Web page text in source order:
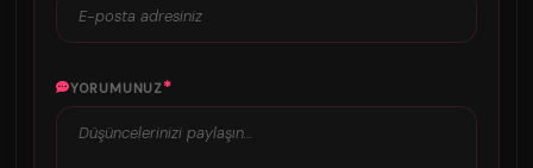
YORUMUNUZ*